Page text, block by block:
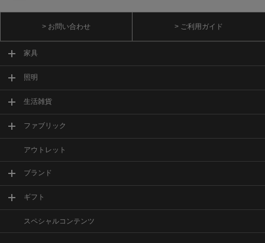
> お問い合わせ > ご利用ガイド
家具
照明
生活雑貨
ファブリック
アウトレット
ブランド
ギフト
スペシャルコンテンツ